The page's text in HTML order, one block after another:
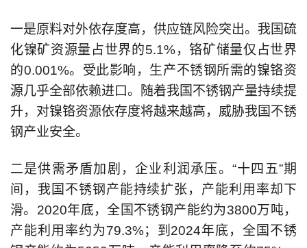
一是原料对外依存度高，供应链风险突出。我国硫
化镍矿资源量占世界的5.1%，铬矿储量仅占世界
的0.001%。受此影响，生产不锈钢所需的镍铬资
源几乎全部依赖进口。随着我国不锈钢产量持续提
升，对镍铬资源依存度将越来越高，威胁我国不锈
钢产业安全。
二是供需矛盾加剧，企业利润承压。“十四五”期
间，我国不锈钢产能持续扩张，产能利用率却下
滑。2020年底，全国不锈钢产能约为3800万吨，
产能利用率约为79.3%；到2024年底，全国不锈